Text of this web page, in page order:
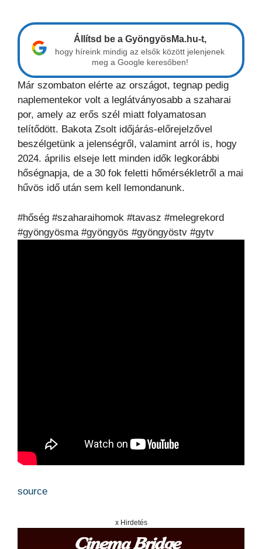
Állítsd be a GyöngyösMa.hu-t,
hogy híreink mindig az elsők között jelenjenek
meg a Google keresőben!
Már szombaton elérte az országot, tegnap pedig
naplementekor volt a leglátványosabb a szaharai
por, amely az erős szél miatt folyamatosan
telítődött. Bakota Zsolt időjárás-előrejelzővel
beszélgetünk a jelenségről, valamint arról is, hogy
2024. április elseje lett minden idők legkorábbi
hőségnapja, de a 30 fok feletti hőmérsékletről a mai
hűvös idő után sem kell lemondanunk.
#hőség #szaharaihomok #tavasz #melegrekord
#gyöngyösma #gyöngyös #gyöngyöstv #gytv
source
x Hirdetés